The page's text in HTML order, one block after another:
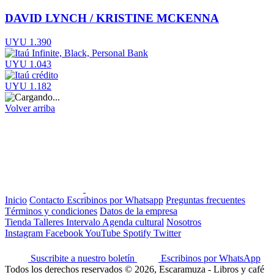
DAVID LYNCH / KRISTINE MCKENNA
UYU 1.390
UYU 1.043
UYU 1.182
Volver arriba
Inicio Contacto Escribinos por Whatsapp Preguntas frecuentes
Términos y condiciones Datos de la empresa
Tienda Talleres Intervalo Agenda cultural Nosotros
Instagram FacebookYouTube Spotify Twitter
Suscribite a nuestro boletín
Escribinos por WhatsApp
Todos los derechos reservados © 2026, Escaramuza - Libros y café